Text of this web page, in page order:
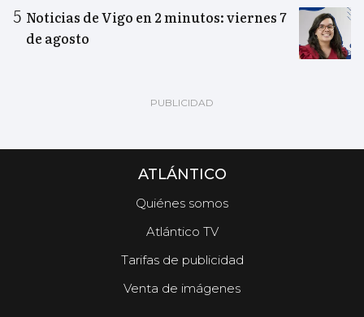
Noticias de Vigo en 2 minutos: viernes 7
de agosto
ATLÁNTICO
Quiénes somos
Atlántico TV
Tarifas de publicidad
Venta de imágenes